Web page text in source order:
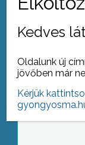
Nem
Kedves
Oldalunk új
jövőben már
Kérjük